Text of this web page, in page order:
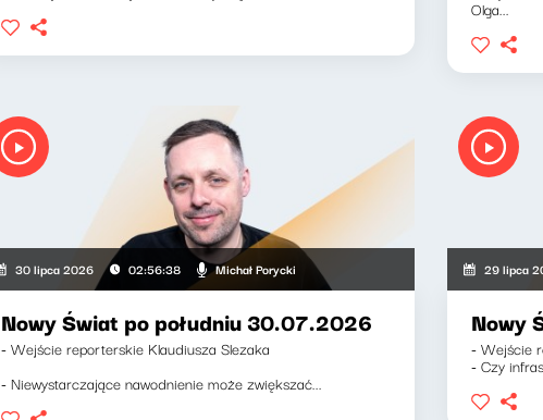
Olga...
30 lipca 2026 02:56:38 Michał Porycki
Nowy Świat po południu 30.07.2026
- Wejście reporterskie Klaudiusza Slezaka
- Niewystarczające nawodnienie może zwiększać...
29 lipca
Nowy
- Wejście
- Czy